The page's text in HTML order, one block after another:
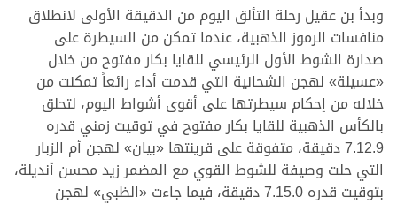
وبدأ بن عقيل رحلة التألق اليوم من الدقيقة الأولى لانطلاق
منافسات الرموز الذهبية، عندما تمكن من السيطرة على
صدارة الشوط الأول الرئيسي للقايا بكار مفتوح من خلال
«عسيلة» لهجن الشحانية التي قدمت أداء رائعاً تمكنت من
خلاله من إحكام سيطرتها على أقوى أشواط اليوم، لتحلق
بالكأس الذهبية للقايا بكار مفتوح في توقيت زمني قدره
7.12.9 دقيقة، متفوقة على قرينتها «بيان» لهجن أم الزبار
التي حلت وصيفة للشوط القوي مع المضمر زيد محسن أنديلة،
بتوقيت قدره 7.15.0 دقيقة، فيما جاءت «الظبي» لهجن